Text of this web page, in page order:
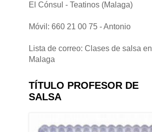
El Cónsul - Teatinos (Malaga)
Móvil: 660 21 00 75 - Antonio
Lista de correo: Clases de salsa en
Malaga
TÍTULO PROFESOR DE
SALSA